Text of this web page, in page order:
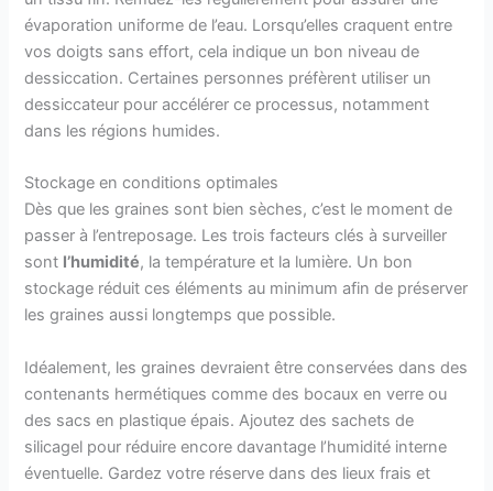
évaporation uniforme de l’eau. Lorsqu’elles craquent entre
vos doigts sans effort, cela indique un bon niveau de
dessiccation. Certaines personnes préfèrent utiliser un
dessiccateur pour accélérer ce processus, notamment
dans les régions humides.
Stockage en conditions optimales
Dès que les graines sont bien sèches, c’est le moment de
passer à l’entreposage. Les trois facteurs clés à surveiller
sont l’humidité, la température et la lumière. Un bon
stockage réduit ces éléments au minimum afin de préserver
les graines aussi longtemps que possible.
Idéalement, les graines devraient être conservées dans des
contenants hermétiques comme des bocaux en verre ou
des sacs en plastique épais. Ajoutez des sachets de
silicagel pour réduire encore davantage l’humidité interne
éventuelle. Gardez votre réserve dans des lieux frais et